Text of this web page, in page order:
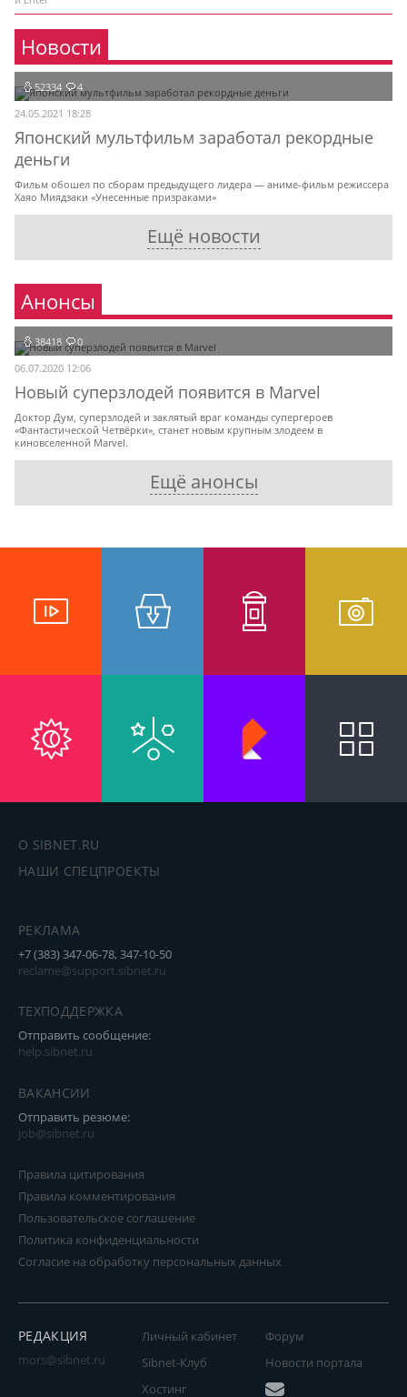
Новости
52334 4
24.05.2021 18:28
Японский мультфильм заработал рекордные
деньги
Фильм обошел по сборам предыдущего лидера — аниме-фильм режиссера
Хаяо Миядзаки «Унесенные призраками»
Ещё новости
Анонсы
38418 0
06.07.2020 12:06
Новый суперзлодей появится в Marvel
Доктор Дум, суперзлодей и заклятый враг команды супергероев
«Фантастической Четвёрки», станет новым крупным злодеем в
киновселенной Marvel.
Ещё анонсы
О SIBNET.RU
НАШИ СПЕЦПРОЕКТЫ
РЕКЛАМА
+7 (383) 347-06-78, 347-10-50
reclame@support.sibnet.ru
ТЕХПОДДЕРЖКА
Отправить сообщение:
help.sibnet.ru
ВАКАНСИИ
Отправить резюме:
job@sibnet.ru
Правила цитирования
Правила комментирования
Пользовательское соглашение
Политика конфиденциальности
Согласие на обработку персональных данных
РЕДАКЦИЯ
mors@sibnet.ru
Личный кабинет
Sibnet-Клуб
Форум
Новости портала
Хостинг